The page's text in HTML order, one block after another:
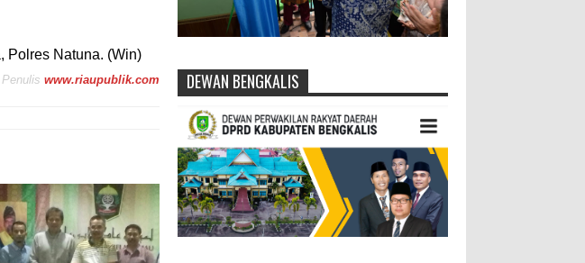
Polres Natuna. (Win)
Penulis www.riaupublik.com DEWAN BENGKALIS